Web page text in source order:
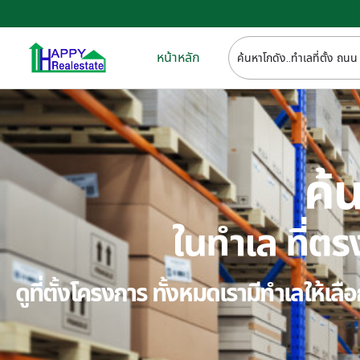
หน้าหลัก
ค้
ในทำเล ที่ต
ดูที่ตั้งโครงการ ทั้งหมดเรามีทำเลให้เ